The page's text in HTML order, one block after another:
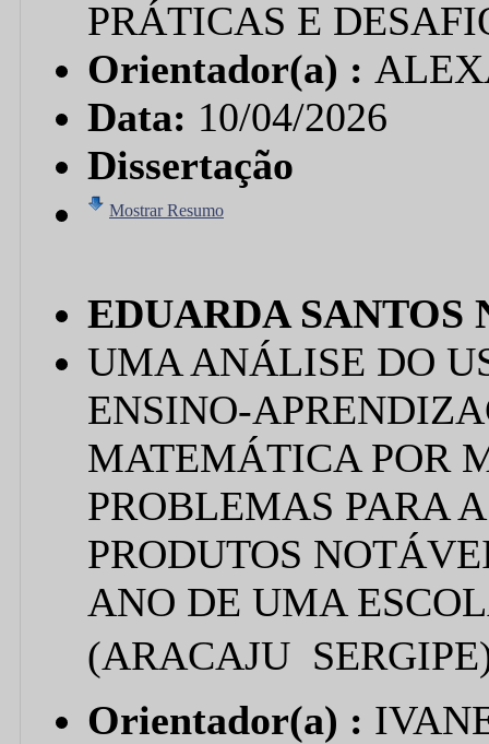
PRÁTICAS E
Orientador(a) :
Data: 10/04/2026
Dissertação
Mostrar Resumo
EDUARDA
UMA ANÁLISE DO
ENSINO-
MATEMÁTICA POR
PROBLEMAS PARA
PRODUTOS
ANO DE UMA
(ARACAJU 
Orientador(a) :